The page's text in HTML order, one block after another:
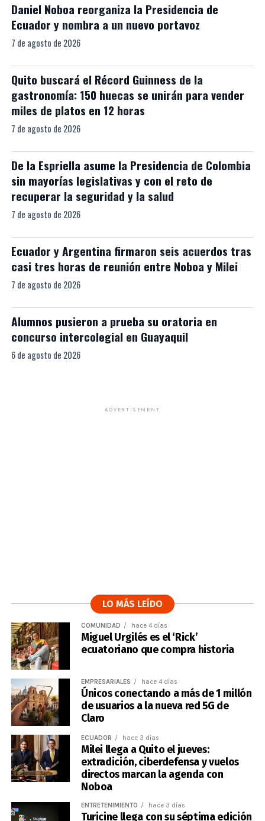
Daniel Noboa reorganiza la Presidencia de
Ecuador y nombra a un nuevo portavoz
7 de agosto de 2026
Quito buscará el Récord Guinness de la
gastronomía: 150 huecas se unirán para vender
miles de platos en 12 horas
7 de agosto de 2026
De la Espriella asume la Presidencia de Colombia
sin mayorías legislativas y con el reto de
recuperar la seguridad y la salud
7 de agosto de 2026
Ecuador y Argentina firmaron seis acuerdos tras
casi tres horas de reunión entre Noboa y Milei
7 de agosto de 2026
Alumnos pusieron a prueba su oratoria en
concurso intercolegial en Guayaquil
6 de agosto de 2026
ADVERTISEMENT
LO MÁS LEÍDO
COMUNIDAD hace 4 días
Miguel Urgilés es el ‘Rick’
ecuatoriano que compra historia
EMPRESARIALES hace 4 días
Únicos conectando a más de 1 millón
de usuarios a la nueva red 5G de
Claro
ECUADOR hace 3 días
Milei llega a Quito el jueves:
extradición, ciberdefensa y vuelos
directos marcan la agenda con
Noboa
ENTRETENIMIENTO hace 3 días
Turicine llega con su séptima edición